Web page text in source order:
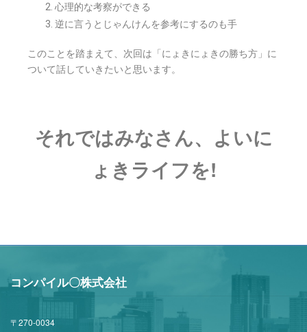
心理的な考察ができる
逆に言うとじゃんけんを参考にするのも手
このことを踏まえて、次回は「にょきにょきの勝ち方」に
ついて話していきたいと思います。
それではみなさん、よいに
ょきライフを!
コンパイル〇株式会社
〒270-0034